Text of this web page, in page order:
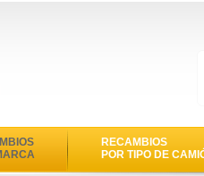
RECAMBIOS
POR TIPO DE